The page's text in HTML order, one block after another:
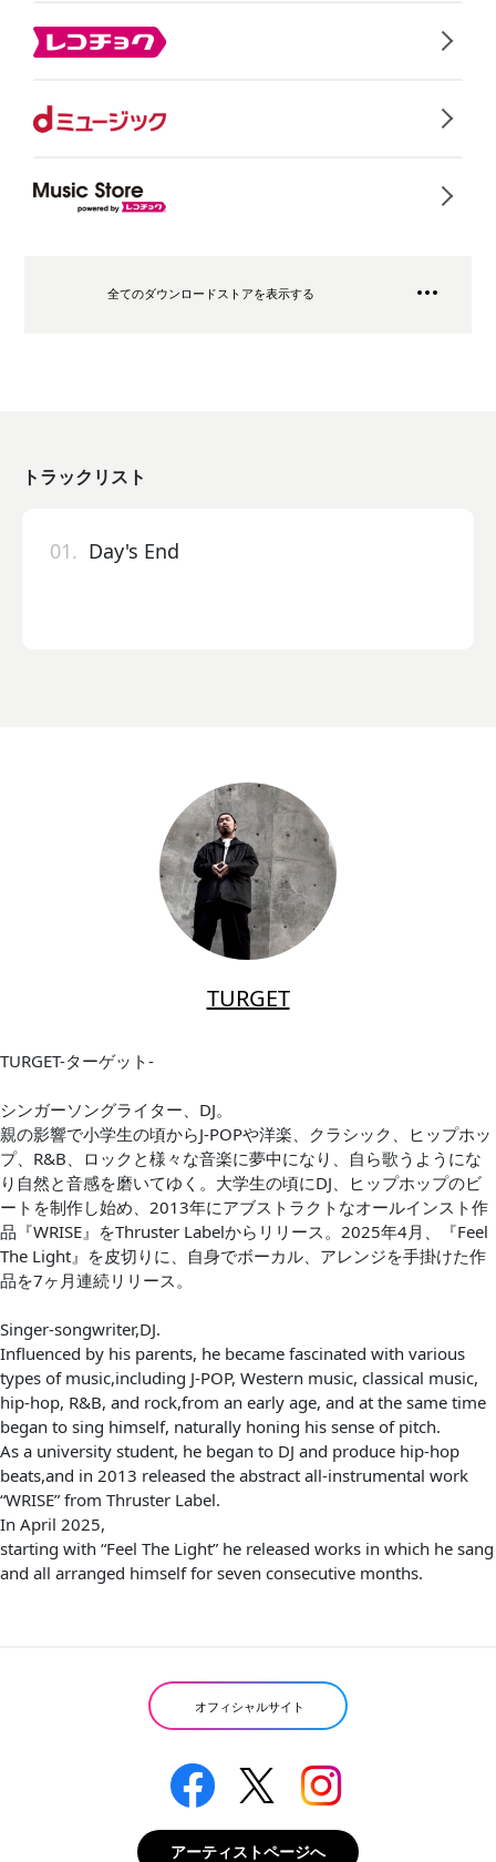
全てのダウンロードストアを表示する
トラックリスト
01. Day's End
TURGET
TURGET-ターゲット-
シンガーソングライター、DJ。
親の影響で小学生の頃からJ-POPや洋楽、クラシック、ヒップホッ
プ、R&B、ロックと様々な音楽に夢中になり、自ら歌うようにな
り自然と音感を磨いてゆく。大学生の頃にDJ、ヒップホップのビ
ートを制作し始め、2013年にアブストラクトなオールインスト作
品『WRISE』をThruster Labelからリリース。2025年4月、『Feel
The Light』を皮切りに、自身でボーカル、アレンジを手掛けた作
品を7ヶ月連続リリース。
Singer-songwriter,DJ.
Influenced by his parents, he became fascinated with various
types of music,including J-POP, Western music, classical music,
hip-hop, R&B, and rock,from an early age, and at the same time
began to sing himself, naturally honing his sense of pitch.
As a university student, he began to DJ and produce hip-hop
beats,and in 2013 released the abstract all-instrumental work
“WRISE” from Thruster Label.
In April 2025,
starting with “Feel The Light” he released works in which he sang
and all arranged himself for seven consecutive months.
オフィシャルサイト
アーティストページへ